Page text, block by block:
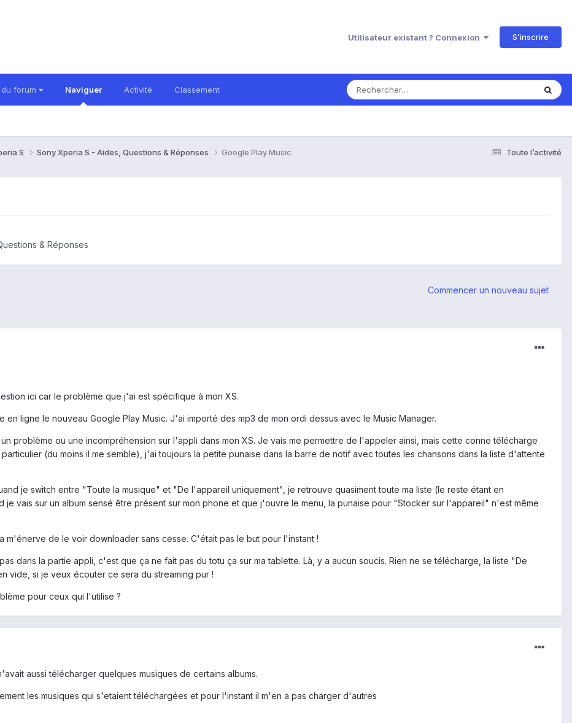
Utilisateur existant ? Connexion S’inscrire
forum Naviguer Activité Classement
Toute l’activité
S Sony Xperia S - Aides, Questions & Réponses Google Play Music
& Réponses
Commencer un nouveau sujet
ici car le problème que j'ai est spécifique à mon XS.
en ligne le nouveau Google Play Music. J'ai importé des mp3 de mon ordi dessus avec le Music Manager.
problème ou une incompréhension sur l'appli dans mon XS. Je vais me permettre de l'appeler ainsi, mais cette conne télécharge
(du moins il me semble), j'ai toujours la petite punaise dans la barre de notif avec toutes les chansons dans la liste d'attente
je switch entre "Toute la musique" et "De l'appareil uniquement", je retrouve quasiment toute ma liste (le reste étant en
je vais sur un album sensé être présent sur mon phone et que j'ouvre le menu, la punaise pour "Stocker sur l'appareil" n'est même
m'énerve de le voir downloader sans cesse. C'était pas le but pour l'instant !
dans la partie appli, c'est que ça ne fait pas du totu ça sur ma tablette. Là, y a aucun soucis. Rien ne se télécharge, la liste "De
vide, si je veux écouter ce sera du streaming pur !
pour ceux qui l'utilise ?
aussi télécharger quelques musiques de certains albums.
les musiques qui s'etaient téléchargées et pour l'instant il m'en a pas charger d'autres